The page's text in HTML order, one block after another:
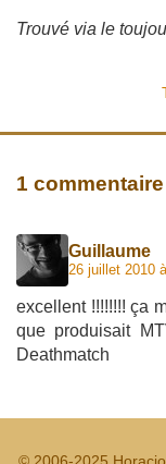
Trouvé via le
1 commentaire
Guillaume
26 juillet 2010
excellent !!!!!!!! ça
que produisait
Deathmatch